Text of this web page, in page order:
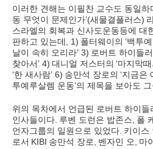
이러한 견해는 이필찬 교수도 동일하
동 무엇이 문제인가’(새물결플러스)
스라엘의 회복과 신사도운동등에 대
판하고 있는데
, 1) 폴터웨이의 ‘백투
날이 속히 오리라’ 3) 로버트 하이들
찾아서’ 4) 대니얼 저스터의 ‘마지막
‘한 새사람’ 6) 송만석 장로의 ‘지금은
투예루살렘 운동’의 제목을 보아도
위의 목차에서 언급된 로버트 하이들
인사들이다 루벤 도런은 밥존스 폴
언자그룹의 일원으로 있었다 키이스
로서 KIBI 송만석 장로 벤자민 오
마